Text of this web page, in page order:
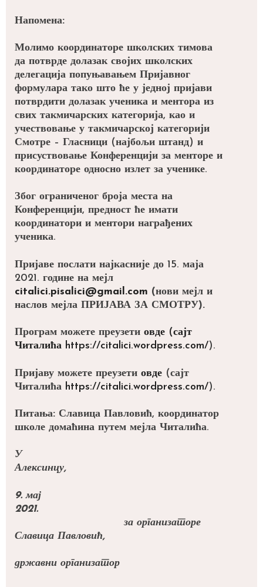
Напомена:
Молимо координаторе школских тимова
да потврде долазак својих школских
делегација попуњавањем Пријавног
формулара тако што ће у једној пријави
потврдити долазак ученика и ментора из
свих такмичарских категорија, као и
учествовање у такмичарској категорији
Смотре – Гласници (најбољи штанд) и
присуствовање Конференцији за менторе и
координаторе односно излет за ученике.
Због ограниченог броја места на
Конференцији, предност ће имати
координатори и ментори награђених
ученика.
Пријаве послати најкасније до 15. маја
2021. године на мејл
citalici.pisalici@gmail.com (нови мејл и
наслов мејла ПРИЈАВА ЗА СМОТРУ).
Програм можете преузети овде (сајт
Читалића https://citalici.wordpress.com/).
Пријаву можете преузети овде (сајт
Читалића https://citalici.wordpress.com/).
Питања: Славица Павловић, координатор
школе домаћина путем мејла Читалића.
У
9. мај
за организаторе
Славица Павловић,
државни организатор